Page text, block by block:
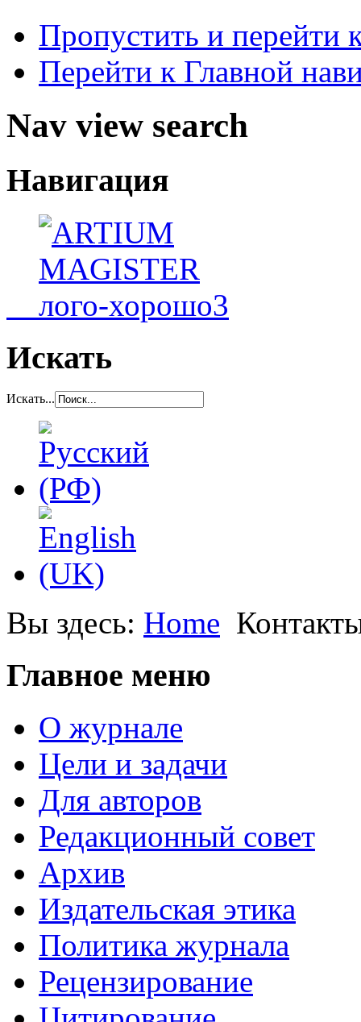
Пропустить и перейти
Перейти к Главной
Nav view search
Навигация
Искать
Искать...
Вы здесь: Home
Главное меню
О журнале
Цели и задачи
Для авторов
Редакционный совет
Архив
Издательская этика
Политика журнала
Рецензирование